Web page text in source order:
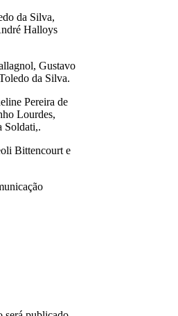
da Silva,
Halloys
Gustavo
da Silva.
Pereira de
Lourdes,
Soldati,.
Bittencourt e